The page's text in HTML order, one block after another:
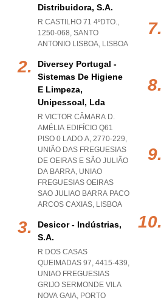
Distribuidora, S.a.
R CASTILHO 71 4ºDTO.,
1250-068, SANTO
ANTONIO LISBOA, LISBOA
Diversey Portugal -
Sistemas De Higiene
E Limpeza,
Unipessoal, Lda
R VICTOR CÂMARA D.
AMÉLIA EDIFÍCIO Q61
PISO 0 LADO A, 2770-229,
UNIÃO DAS FREGUESIAS
DE OEIRAS E SÃO JULIÃO
DA BARRA, UNIAO
FREGUESIAS OEIRAS
SAO JULIAO BARRA PACO
ARCOS CAXIAS, LISBOA
Desicor - Indústrias,
S.a.
R DOS CASAS
QUEIMADAS 97, 4415-439,
UNIAO FREGUESIAS
GRIJO SERMONDE VILA
NOVA GAIA, PORTO